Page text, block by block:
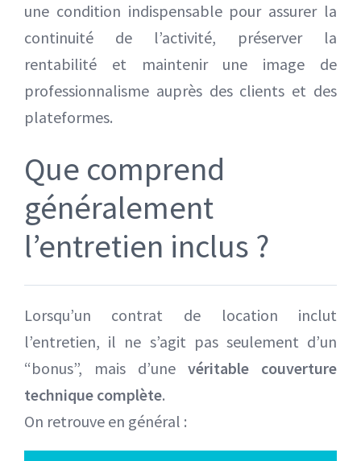
une condition indispensable pour assurer la
continuité de l’activité, préserver la
rentabilité et maintenir une image de
professionnalisme auprès des clients et des
plateformes.
Que comprend
généralement
l’entretien inclus ?
Lorsqu’un contrat de location inclut
l’entretien, il ne s’agit pas seulement d’un
“bonus”, mais d’unevéritable couverture
technique complète.
On retrouve en général :